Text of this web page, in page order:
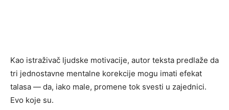
Kao istraživač ljudske motivacije, autor teksta predlaže da
tri jednostavne mentalne korekcije mogu imati efekat
talasa — da, iako male, promene tok svesti u zajednici.
Evo koje su.